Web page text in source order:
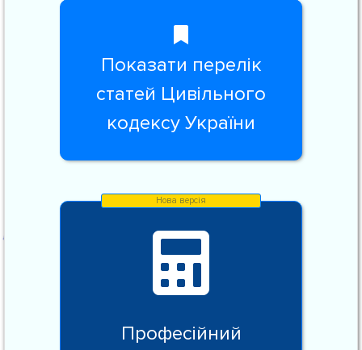
Показати перелік
статей Цивільного
кодексу України
Професійний